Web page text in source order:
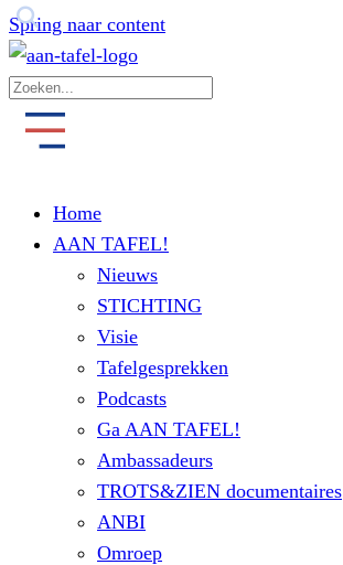
Spring naar content
Home
AAN TAFEL!
Nieuws
STICHTING
Visie
Tafelgesprekken
Podcasts
Ga AAN TAFEL!
Ambassadeurs
TROTS&ZIEN documentaires
ANBI
Omroep